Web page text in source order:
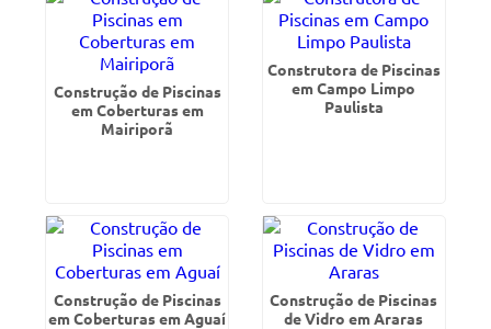
Construção de Piscinas
em Coberturas em
Mairiporã
Construtora de Piscinas
em Campo Limpo
Paulista
Construção de Piscinas
em Coberturas em Aguaí
Construção de Piscinas
de Vidro em Araras